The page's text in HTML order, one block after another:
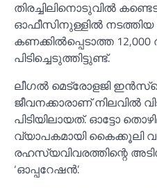
തിരച്ചിലിനൊടുവില്‍
ഓഫീസിനുള്ളില്‍
കണക്കില്‍പ്പെടാത്ത
പിടിച്ചെടുത്തിട്ടുണ്ട്.
ലീഗല്‍ മെട്രോളജി
ജീവനക്കാരാണ് നിലവില്‍
പിടിയിലായത്. ഓട്ടോ
വ്യാപകമായി കൈക്കൂലി
രഹസ്യവിവരത്തിന്റെ
‘ഓപ്പറേഷൻ’.